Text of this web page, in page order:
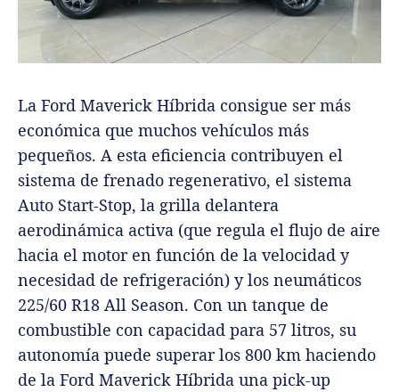
La Ford Maverick Híbrida consigue ser más
económica que muchos vehículos más
pequeños. A esta eficiencia contribuyen el
sistema de frenado regenerativo, el sistema
Auto Start-Stop, la grilla delantera
aerodinámica activa (que regula el flujo de aire
hacia el motor en función de la velocidad y
necesidad de refrigeración) y los neumáticos
225/60 R18 All Season. Con un tanque de
combustible con capacidad para 57 litros, su
autonomía puede superar los 800 km haciendo
de la Ford Maverick Híbrida una pick-up